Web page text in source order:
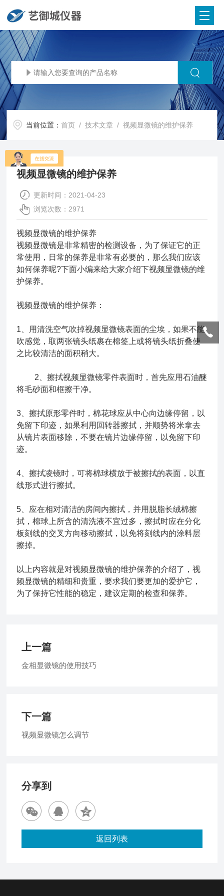
当前位置：首页 /技术文章 / 视频显微镜的维护保养
视频显微镜的维护保养
更新时间：2021-04-23
浏览次数：2971
视频显微镜的维护保养
视频显微镜是非常精密的检测设备，为了保证它的正
常使用，日常的保养是非常有必要的，那么我们应该
如何保养呢?下面小编来给大家介绍下视频显微镜的维
护保养。
视频显微镜的维护保养：
1、用清洗空气吹掉视频显微镜表面的尘埃，如果不能
吹感觉，取两张镜头纸裹在棉签上或将镜头纸折叠使
之比较清洁的面积稍大。
2、擦拭视频显微镜零件表面时，首先应用石油醚
将毛砂面和框擦干净。
3、擦拭原形零件时，棉花球应从中心向边缘停留，以
免留下印迹，如果利用回转器擦拭，并顺势将米拿去
从镜片表面移除，不要在镜片边缘停留，以免留下印
迹。
4、擦拭凌镜时，可将棉球横放于被擦拭的表面，以直
线形式进行擦拭。
5、应在相对清洁的房间内擦拭，并用脱脂长绒棉擦
拭，棉球上所含的清洗液不宜过多，擦拭时应在分化
板刻线的交叉方向移动擦拭，以免将刻线内的涂料层
擦掉。
以上内容就是对视频显微镜的维护保养的介绍了，视
频显微镜的精细和贵重，要求我们要更加的爱护它，
为了保持它性能的稳定，建议定期的检查和保养。
上一篇
金相显微镜的使用技巧
下一篇
视频显微镜怎么调节
分享到
返回列表